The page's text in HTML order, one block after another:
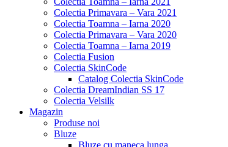
Colectia Primavara – Vara 2021
Colectia Toamna – Iarna 2020
Colectia Primavara – Vara 2020
Colectia Toamna – Iarna 2019
Colectia Fusion
Colectia SkinCode
Catalog Colectia SkinCode
Colectia DreamIndian SS 17
Colectia Velsilk
Magazin
Produse noi
Bluze
Bluze cu maneca lunga